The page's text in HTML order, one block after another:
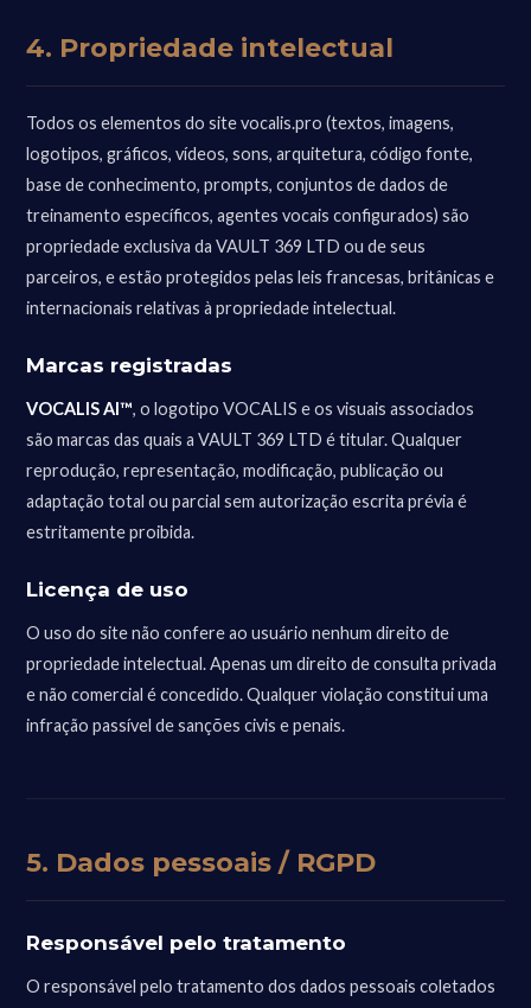
4. Propriedade intelectual
Todos os elementos do site vocalis.pro (textos, imagens,
logotipos, gráficos, vídeos, sons, arquitetura, código fonte,
base de conhecimento, prompts, conjuntos de dados de
treinamento específicos, agentes vocais configurados) são
propriedade exclusiva da VAULT 369 LTD ou de seus
parceiros, e estão protegidos pelas leis francesas, britânicas e
internacionais relativas à propriedade intelectual.
Marcas registradas
VOCALIS AI™, o logotipo VOCALIS e os visuais associados
são marcas das quais a VAULT 369 LTD é titular. Qualquer
reprodução, representação, modificação, publicação ou
adaptação total ou parcial sem autorização escrita prévia é
estritamente proibida.
Licença de uso
O uso do site não confere ao usuário nenhum direito de
propriedade intelectual. Apenas um direito de consulta privada
e não comercial é concedido. Qualquer violação constitui uma
infração passível de sanções civis e penais.
5. Dados pessoais / RGPD
Responsável pelo tratamento
O responsável pelo tratamento dos dados pessoais coletados